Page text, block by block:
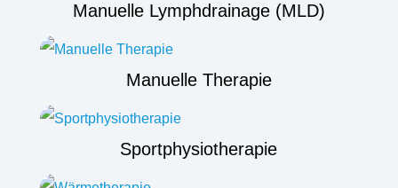
Manuelle Lymphdrainage (MLD)
Manuelle Therapie
Sportphysiotherapie